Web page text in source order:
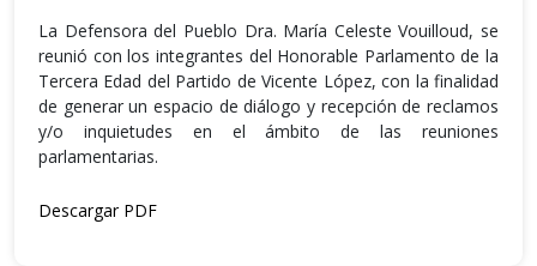
La Defensora del Pueblo Dra. María Celeste Vouilloud, se
reunió con los integrantes del Honorable Parlamento de la
Tercera Edad del Partido de Vicente López, con la finalidad
de generar un espacio de diálogo y recepción de reclamos
y/o inquietudes en el ámbito de las reuniones
parlamentarias.
Descargar PDF